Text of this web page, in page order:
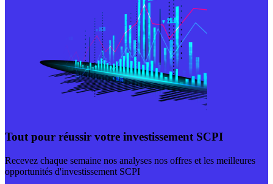
Tout pour réussir votre investissement SCPI
Recevez chaque semaine nos analyses nos offres et les meilleures
opportunités d'investissement SCPI